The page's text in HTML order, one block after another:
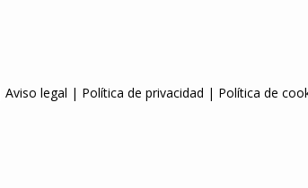
Aviso legal | Política de privacidad | Política de